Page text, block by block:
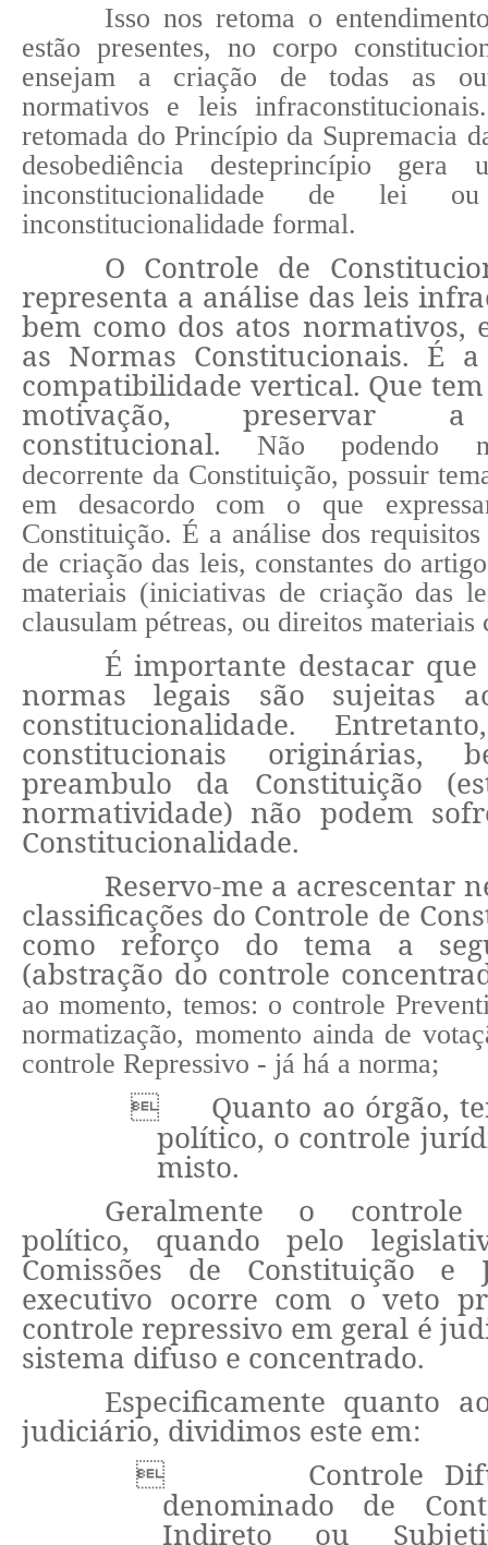
Isso nos retoma o
estão presentes, no corpo
ensejam a criação de todas as
normativos e leis
retomada do Princípio da Supremacia
desobediência desteprincípio gera
inconstitucionalidade de lei
inconstitucionalidade formal.
O Controle de
representa a análise das leis
bem como dos atos normativos,
as Normas Constitucionais. É
compatibilidade vertical. Que
motivação, preservar a
constitucional.
Não podendo
decorrente da Constituição, possuir
em desacordo com o que
Constituição. É a análise dos
de criação das leis, constantes do
materiais (iniciativas de criação das
clausulam pétreas, ou direitos materiais
É importante destacar que
normas legais são sujeitas
constitucionalidade.
constitucionais originárias,
preambulo da Constituição
normatividade) não podem
Constitucionalidade.
Reservo-me a acrescentar
classificações do Controle de
como reforço do tema a
(abstração do controle
ao momento, temos: o controle
normatização, momento ainda de
controle Repressivo - já há a norma;

Quanto ao órgão,
político, o controle
misto.
Geralmente o
político, quando pelo
Comissões de Constituição e
executivo ocorre com o veto
controle repressivo em geral é
sistema difuso e concentrado.
Especificamente quanto
judiciário, dividimos este em:
 Controle
denominado de
Indireto ou